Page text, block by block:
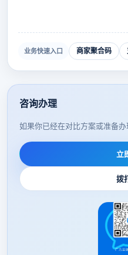
业务快速入口 商家聚合码
咨询办理
如果你已经在对比方案或准备办
立
拨